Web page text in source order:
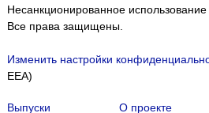
Несанкционированное
Все права защищены.
Изменить настройки
EEA)
Выпуски О проекте